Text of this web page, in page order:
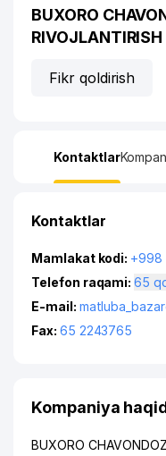
BUXORO
Fikr qoldirish
Kontaktlar
Kontaktlar
Mamlakat kodi: +998
Telefon raqami:
E-mail:
Fax: 65 2243765
Kompaniya
BUXORO